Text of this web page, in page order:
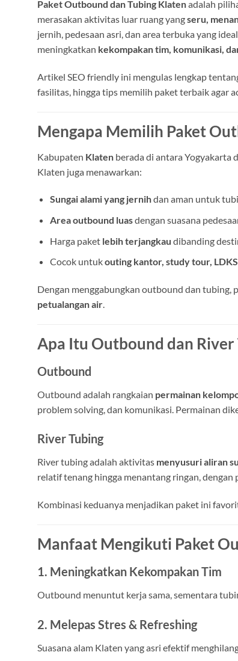
Paket Outbound dan Tubing Klatenadalah
merasakan aktivitas luar ruang yangseru,
jernih, pedesaan asri, dan area terbuka yang
meningkatkan kekompakan tim, komunikasi,
Artikel SEO friendly ini mengulas lengkap
fasilitas, hingga tips memilih paket terbaik agar
Mengapa Memilih Paket
Kabupaten Klaten berada di antara Yogyakarta
Klaten juga menawarkan:
Sungai alami yang jernihdan aman untuk
Area outbound luasdengan suasana
Harga paket lebih terjangkau dibanding
Cocok untukouting kantor, study tour,
Dengan menggabungkan outbound dan tubing,
petualangan air.
Apa Itu Outbound dan River
Outbound
Outbound adalah rangkaian permainan
problem solving, dan komunikasi. Permainan
River Tubing
River tubing adalah aktivitas menyusuri aliran
relatif tenang hingga menantang ringan, dengan
Kombinasi keduanya menjadikan paket ini
Manfaat Mengikuti Paket
1. Meningkatkan Kekompakan Tim
Outbound menuntut kerja sama, sementara
2. Melepas Stres & Refreshing
Suasana alam Klaten yang asri efektif